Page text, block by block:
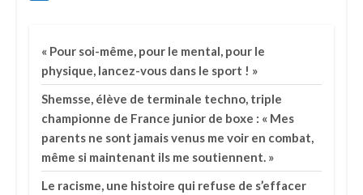
« Pour soi-même, pour le mental, pour le
physique, lancez-vous dans le sport ! »
Shemsse, élève de terminale techno, triple
championne de France junior de boxe : « Mes
parents ne sont jamais venus me voir en combat,
même si maintenant ils me soutiennent. »
Le racisme, une histoire qui refuse de s’effacer